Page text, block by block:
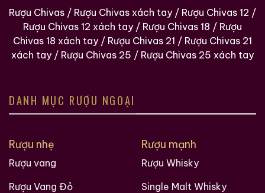
Rượu Chivas / Rượu Chivas xách tay / Rượu Chivas 12 /
Rượu Chivas 12 xách tay / Rượu Chivas 18 / Rượu
Chivas 18 xách tay / Rượu Chivas 21 / Rượu Chivas 21
xách tay / Rượu Chivas 25 / Rượu Chivas 25 xách tay
DANH MỤC RƯỢU NGOẠI
Rượu nhẹ
Rượu vang
Rượu Vang Đỏ
Rượu mạnh
Rượu Whisky
Single Malt Whisky